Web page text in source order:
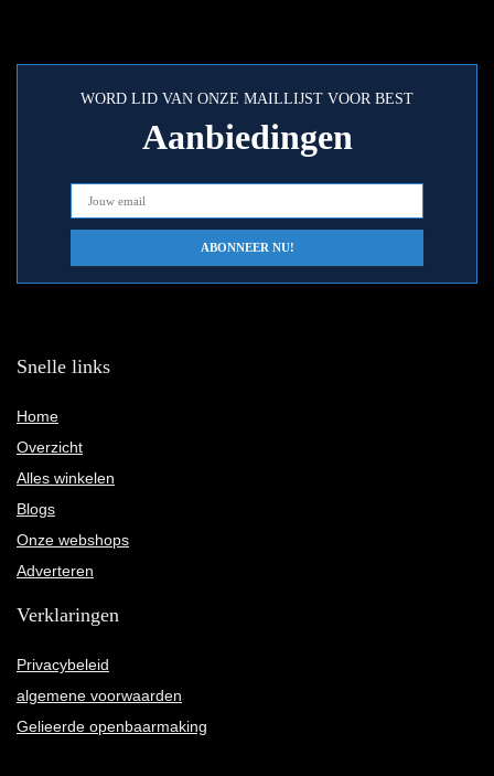
WORD LID VAN ONZE MAILLIJST VOOR BEST
Aanbiedingen
Snelle links
Home
Overzicht
Alles winkelen
Blogs
Onze webshops
Adverteren
Verklaringen
Privacybeleid
algemene voorwaarden
Gelieerde openbaarmaking